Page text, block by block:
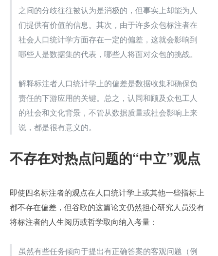
之间的分歧往往被认为是消极的，但事实上却能为人
们提供有价值的信息。其次，由于许多众包标注者在
社会人口统计学方面存在一定的偏差，这就会影响到
哪些人是数据集的代表，哪些人将面对众包的挑战。
解释标注者人口统计学上的偏差是数据收集和确保负
责任的下游应用的关键。总之，认同和顾及众包工人
的社会和文化背景，不管从数据质量或社会影响上来
说，都是很有意义的。
不存在对热点问题的“中立”观点
即使四名标注者的观点在人口统计学上或其他一些指标上
都不存在偏差，但谷歌的这篇论文仍然担心研究人员没有
将标注者的人生阅历或哲学取向纳入考量：
虽然有些任务倾向于提出有正确答案的客观问题（例